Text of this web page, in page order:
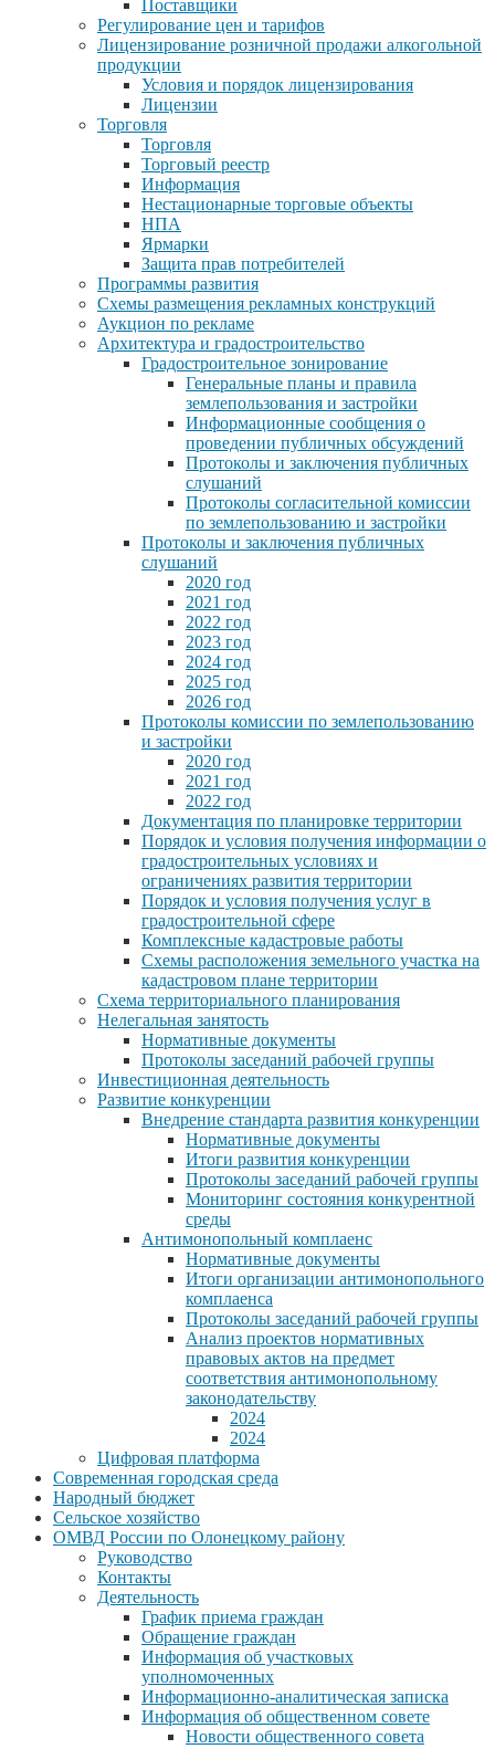
Поставщики
Регулирование цен и тарифов
Лицензирование розничной продажи алкогольной
продукции
Условия и порядок лицензирования
Лицензии
Торговля
Торговля
Торговый реестр
Информация
Нестационарные торговые объекты
НПА
Ярмарки
Защита прав потребителей
Программы развития
Схемы размещения рекламных конструкций
Аукцион по рекламе
Архитектура и градостроительство
Градостроительное зонирование
Генеральные планы и правила
землепользования и застройки
Информационные сообщения о
проведении публичных обсуждений
Протоколы и заключения публичных
слушаний
Протоколы согласительной комиссии
по землепользованию и застройки
Протоколы и заключения публичных
слушаний
2020 год
2021 год
2022 год
2023 год
2024 год
2025 год
2026 год
Протоколы комиссии по землепользованию
и застройки
2020 год
2021 год
2022 год
Документация по планировке территории
Порядок и условия получения информации о
градостроительных условиях и
ограничениях развития территории
Порядок и условия получения услуг в
градостроительной сфере
Комплексные кадастровые работы
Схемы расположения земельного участка на
кадастровом плане территории
Схема территориального планирования
Нелегальная занятость
Нормативные документы
Протоколы заседаний рабочей группы
Инвестиционная деятельность
Развитие конкуренции
Внедрение стандарта развития конкуренции
Нормативные документы
Итоги развития конкуренции
Протоколы заседаний рабочей группы
Мониторинг состояния конкурентной
среды
Антимонопольный комплаенс
Нормативные документы
Итоги организации антимонопольного
комплаенса
Протоколы заседаний рабочей группы
Анализ проектов нормативных
правовых актов на предмет
соответствия антимонопольному
законодательству
2024
2024
Цифровая платформа
Современная городская среда
Народный бюджет
Сельское хозяйство
ОМВД России по Олонецкому району
Руководство
Контакты
Деятельность
График приема граждан
Обращение граждан
Информация об участковых
уполномоченных
Информационно-аналитическая записка
Информация об общественном совете
Новости общественного совета